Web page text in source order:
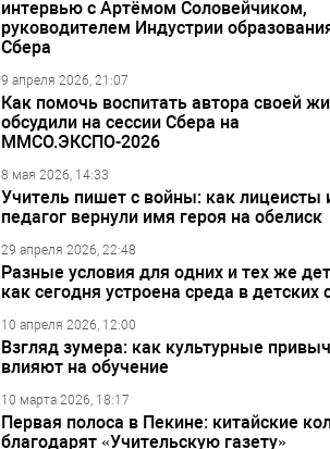
интервью с Артёмом Соловейчиком,
руководителем Индустрии
Сбера
9 апреля 2026, 21:07
Как помочь воспитать автора своей
обсудили на сессии Сбера на
ММСО.ЭКСПО-2026
8 мая 2026, 14:33
Учитель пишет с войны: как лицеисты
педагог вернули имя героя на обелиск
29 апреля 2026, 22:48
Разные условия для одних и тех же
как сегодня устроена среда в детских
10 апреля 2026, 12:00
Взгляд зумера: как культурные
влияют на обучение
10 марта 2026, 18:17
Первая полоса в Пекине: китайские
благодарят «Учительскую газету»